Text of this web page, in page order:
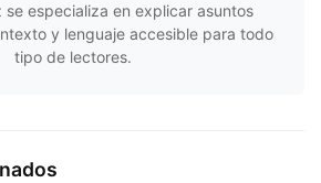
se especializa en explicar asuntos
y lenguaje accesible para todo
tipo de lectores.